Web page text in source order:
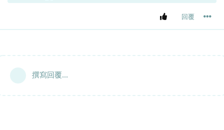
回覆
撰寫回覆...